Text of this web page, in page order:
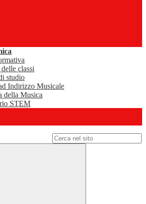
classi
studio
Indirizzo Musicale
della Musica
STEM